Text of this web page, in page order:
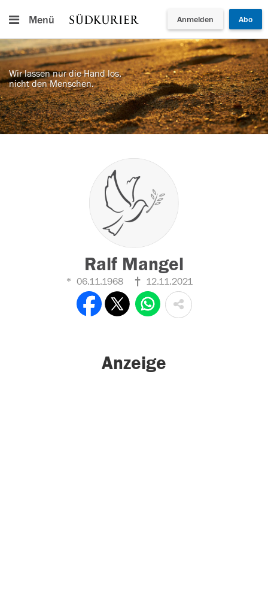
Menü Anmelden Abo
Wir lassen nur die Hand los,
nicht den Menschen.
Ralf Mangel
06.11.1968 12.11.2021
Anzeige